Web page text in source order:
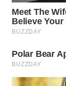
PAKPAK
WN
WN
BEKASI